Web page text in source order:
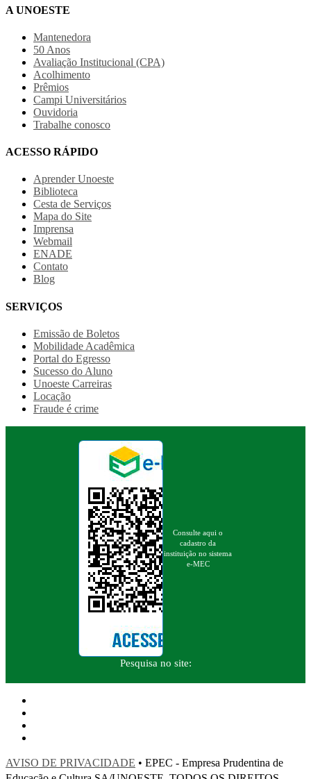
A UNOESTE
Mantenedora
50 Anos
Avaliação Institucional (CPA)
Acolhimento
Prêmios
Campi Universitários
Ouvidoria
Trabalhe conosco
ACESSO RÁPIDO
Aprender Unoeste
Biblioteca
Cesta de Serviços
Mapa do Site
Imprensa
Webmail
ENADE
Contato
Blog
SERVIÇOS
Emissão de Boletos
Mobilidade Acadêmica
Portal do Egresso
Sucesso do Aluno
Unoeste Carreiras
Locação
Fraude é crime
Consulte aqui o
cadastro da
instituição no sistema
e-MEC
Pesquisa no site:
AVISO DE PRIVACIDADE • EPEC - Empresa Prudentina de